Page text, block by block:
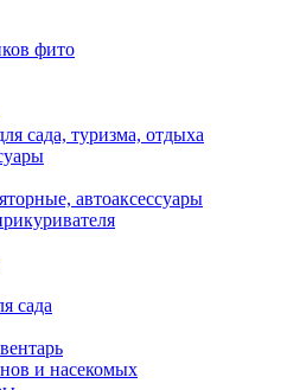
фито
сада, туризма, отдыха
автоаксессуары
сада
и насекомых